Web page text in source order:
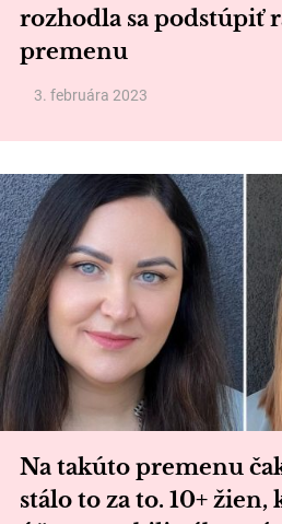
rozhodla sa podstúpiť
premenu
3. februára 2023
Na takúto premenu
stálo to za to. 10+